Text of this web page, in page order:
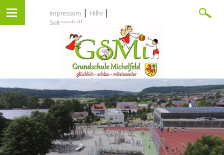
Impressum | Hilfe|
Seiteninhalt